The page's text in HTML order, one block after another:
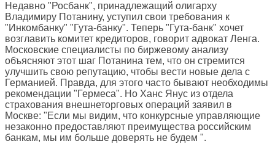
Недавно "Росбанк", принадлежащий олигарху
Владимиру Потанину, уступил свои требования к
"Инкомбанку" "Гута-банку". Теперь "Гута-банк" хочет
возглавить комитет кредиторов, говорит адвокат Ленга.
Московские специалисты по биржевому анализу
объясняют этот шаг Потанина тем, что он стремится
улучшить свою репутацию, чтобы вести новые дела с
Германией. Правда, для этого часто бывают необходимы
рекомендации "Гермеса". Но Ханс Янус из отдела
страхования внешнеторговых операций заявил в
Москве: "Если мы видим, что конкурсные управляющие
незаконно предоставляют преимущества российским
банкам, мы им больше доверять не будем ".